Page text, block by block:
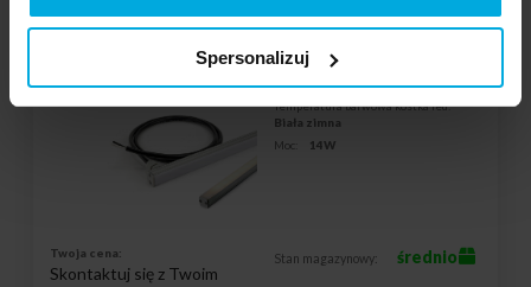
Spersonalizuj
Temperatura barwowa kostka led:
Biała zimna
Moc:
14W
Twoja cena:
Skontaktuj się z Twoim
Stan magazynowy: średnio